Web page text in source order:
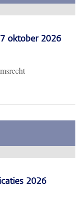
oktober 2026
2026